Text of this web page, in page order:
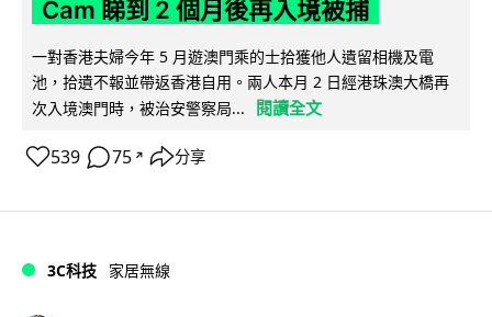
Cam 睇到 2 個月後再入境被捕
一對香港夫婦今年 5 月遊澳門乘的士拾獲他人遺留相機及電
池，拾遺不報並帶返香港自用。兩人本月 2 日經港珠澳大橋再
次入境澳門時，被治安警察局...
閱讀全文
539 75 ↗ 分享
3C科技 家居無線